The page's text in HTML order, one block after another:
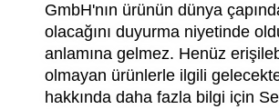
GmbH'nın ürünün dünya
olacağını duyurma niyetinde
anlamına gelmez. Henüz
olmayan ürünlerle ilgili
hakkında daha fazla bilgi için